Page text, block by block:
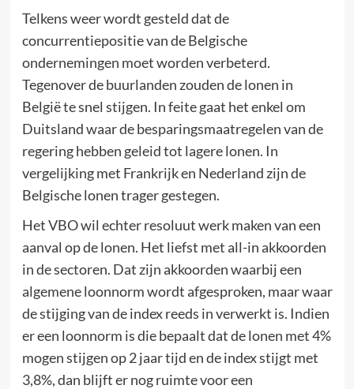
Telkens weer wordt gesteld dat de
concurrentiepositie van de Belgische
ondernemingen moet worden verbeterd.
Tegenover de buurlanden zouden de lonen in
België te snel stijgen. In feite gaat het enkel om
Duitsland waar de besparingsmaatregelen van de
regering hebben geleid tot lagere lonen. In
vergelijking met Frankrijk en Nederland zijn de
Belgische lonen trager gestegen.
Het VBO wil echter resoluut werk maken van een
aanval op de lonen. Het liefst met all-in akkoorden
in de sectoren. Dat zijn akkoorden waarbij een
algemene loonnorm wordt afgesproken, maar waar
de stijging van de index reeds in verwerkt is. Indien
er een loonnorm is die bepaalt dat de lonen met 4%
mogen stijgen op 2 jaar tijd en de index stijgt met
3,8%, dan blijft er nog ruimte voor een